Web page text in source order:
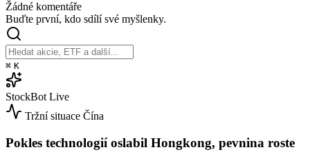
Žádné komentáře
Buďte první, kdo sdílí své myšlenky.
⌘ K
StockBot Live
Tržní situace Čína
Pokles technologií oslabil Hongkong, pevnina roste